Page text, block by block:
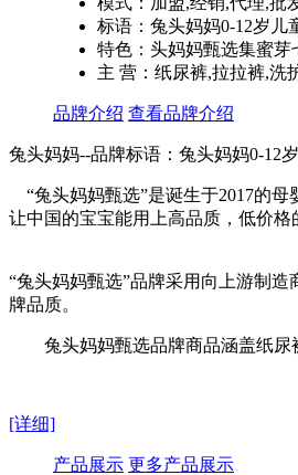
标语：兔头妈妈0-12岁儿
特色：头妈妈甄选集蜜芽
主 营：纸尿裤,拉拉裤,洗
品牌介绍 查看品牌介绍
兔头妈妈--品牌标语： 兔头妈妈0-12
“兔头妈妈甄选”是诞生于2017的母
让中国的宝宝能用上高品质，低价格
“兔头妈妈甄选”品牌采用向上游制
牌品质。
兔头妈妈甄选品牌商品涵盖纸尿
[详细]
产品展示 更多产品展示